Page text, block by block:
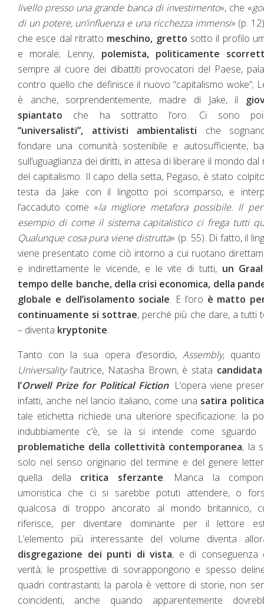
livello presso una grande banca di investimento», che «
di un potere, un’influenza e una ricchezza immensi» (p.
che esce dal ritratto meschino, gretto sotto il profilo
e morale; Lenny, polemista, politicamente
sempre al cuore dei dibattiti provocatori del Paese,
contro quello che definisce il nuovo “capitalismo woke”;
è anche, sorprendentemente, madre di Jake, il
spiantato che ha sottratto l’oro. Ci sono
“universalisti”, attivisti ambientalisti che
fondare una comunità sostenibile e autosufficiente,
sull’uguaglianza dei diritti, in attesa di liberare il mondo dal
del capitalismo. Il capo della setta, Pegaso, è stato
testa da Jake con il lingotto poi scomparso, e
l’accaduto come «la migliore metafora possibile. Il
esempio di come il sistema capitalistico ci frega tutti
Qualunque cosa pura viene distrutta» (p. 55). Di fatto, il
viene presentato come ciò intorno a cui ruotano
e indirettamente le vicende, e le vite di tutti, un
tempo delle banche, della crisi economica, della
globale e dell’isolamento sociale. E l’oro è matto
continuamente si sottrae, perché più che dare, a tutti
– diventa kryptonite.
Tanto con la sua opera d’esordio, Assembly,
Universality l’autrice, Natasha Brown, è stata
l’Orwell Prize for Political Fiction. L’opera viene
infatti, anche nel lancio italiano, come una satira politica
tale etichetta richiede una ulteriore specificazione: la
indubbiamente c’è, se la si intende come sguardo
problematiche della collettività contemporanea, la
solo nel senso originario del termine e del genere
quella della critica sferzante. Manca la
umoristica che ci si sarebbe potuti attendere, o
qualcosa di troppo ancorato al mondo britannico,
riferisce, per diventare dominante per il lettore
L’elemento più interessante del volume diventa
disgregazione dei punti di vista, e di conseguenza
verità; le prospettive di sovrappongono e spesso
quadri contrastanti; la parola è vettore di storie, non
coincidenti, anche quando apparentemente